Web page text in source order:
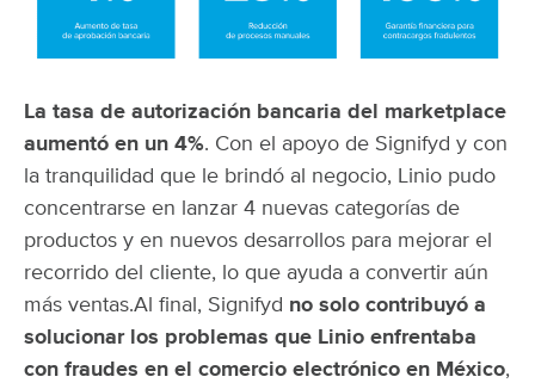
La tasa de autorización bancaria del marketplace
aumentó en un 4%. Con el apoyo de Signifyd y con
la tranquilidad que le brindó al negocio, Linio pudo
concentrarse en lanzar 4 nuevas categorías de
productos y en nuevos desarrollos para mejorar el
recorrido del cliente, lo que ayuda a convertir aún
más ventas.Al final, Signifyd no solo contribuyó a
solucionar los problemas que Linio enfrentaba
con fraudes en el comercio electrónico en México,